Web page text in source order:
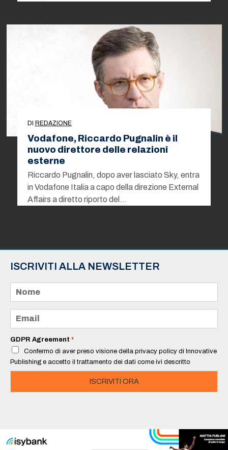
DI REDAZIONE
Vodafone, Riccardo Pugnalin è il
nuovo direttore delle relazioni
esterne
Riccardo Pugnalin, dopo aver lasciato Sky, entra
in Vodafone Italia a capo della direzione External
Affairs a diretto riporto del…
ISCRIVITI ALLA NEWSLETTER
m
e
a
i
*
GDPR Agreement *
Confermo di aver preso visione della privacy policy di Innovative
Publishing e accetto il trattamento dei dati come ivi descritto
ISCRIVITI ORA